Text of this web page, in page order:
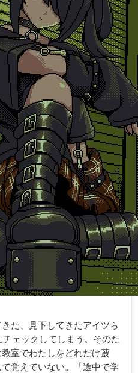
た、見下してきたアイツら
ェックしてしまう。そのた
室でわたしをどれだけ蔑
覚えていない。「途中で学